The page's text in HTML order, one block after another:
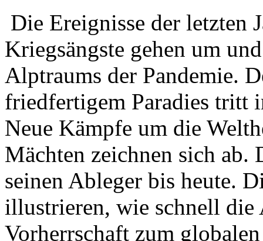
Die Ereignisse der letzten
Kriegsängste gehen um
Alptraums der Pandemie.
friedfertigem Paradies tritt
Neue Kämpfe um die
Mächten zeichnen sich
seinen Ableger bis heute.
illustrieren, wie schnell die
Vorherrschaft zum